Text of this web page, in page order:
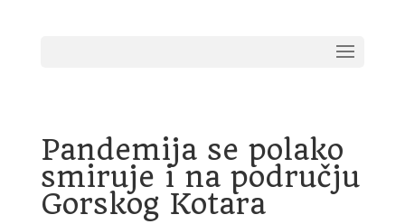
Pandemija se polako
smiruje i na području
Gorskog Kotara